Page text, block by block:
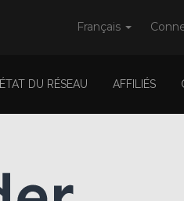
Français
ÉTAT DU RÉSEAU AFFILIÉS